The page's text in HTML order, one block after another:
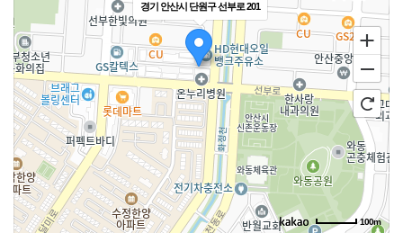
경기 안산시 단원구 선부로 201
100m